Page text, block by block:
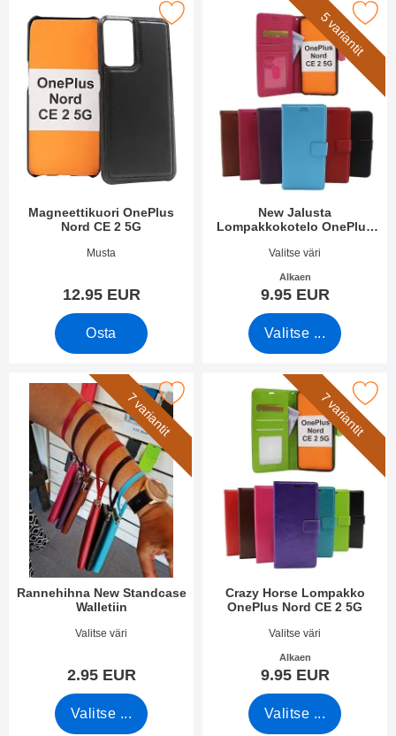
Magneettikuori OnePlus
Nord CE 2 5G
Tuote.nro 43912
Musta
12.95 EUR
Osta
magneettikuori OnePlus Nord CE 2 5G suosikiksi
5 variantit
New Jalusta
Lompakkokotelo OnePlus
Tuote.nro 43534
Valitse väri
Alkaen
9.95 EUR
Valitse ...
Merkitse new Jalusta Lompakkokotelo
7 variantit
Rannehihna New Standcase
Walletiin
Tuote.nro 40789
Valitse väri
2.95 EUR
Valitse ...
rannehihna New Standcase Walletiin suosikiksi
7 variantit
Crazy Horse Lompakko
OnePlus Nord CE 2 5G
Tuote.nro 43527
Valitse väri
Alkaen
9.95 EUR
Valitse ...
Merkitse crazy Horse Lompakko